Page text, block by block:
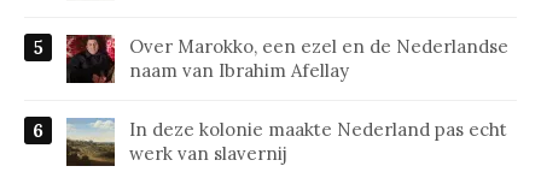
Over Marokko, een ezel en de Nederlandse
naam van Ibrahim Afellay
In deze kolonie maakte Nederland pas echt
werk van slavernij